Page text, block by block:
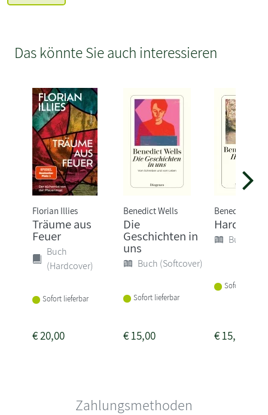
Das könnte Sie auch interessieren
Florian Illies
Träume aus
Feuer
Buch
(Hardcover)
Sofort lieferbar
€20,00
Benedict Wells
Die
Geschichten in
uns
Buch (Softcover)
Sofort lieferbar
€15,00
Benedict Wells
Hard Land
Buch
Sofort
€15,00
Zahlungsmethoden